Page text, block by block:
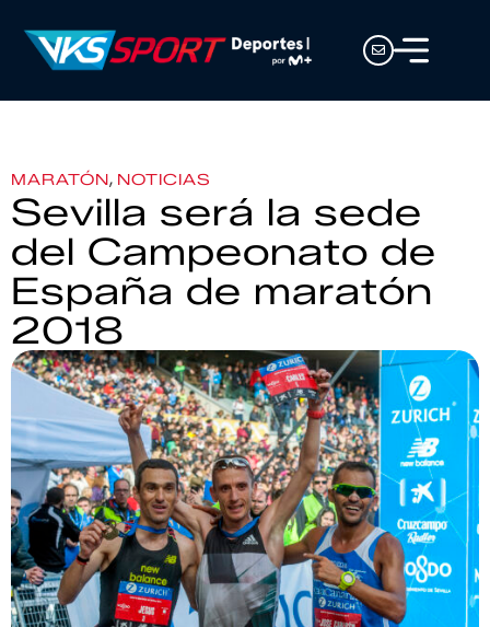
MARATÓN, NOTICIAS
Sevilla será la sede
del Campeonato de
España de maratón
2018